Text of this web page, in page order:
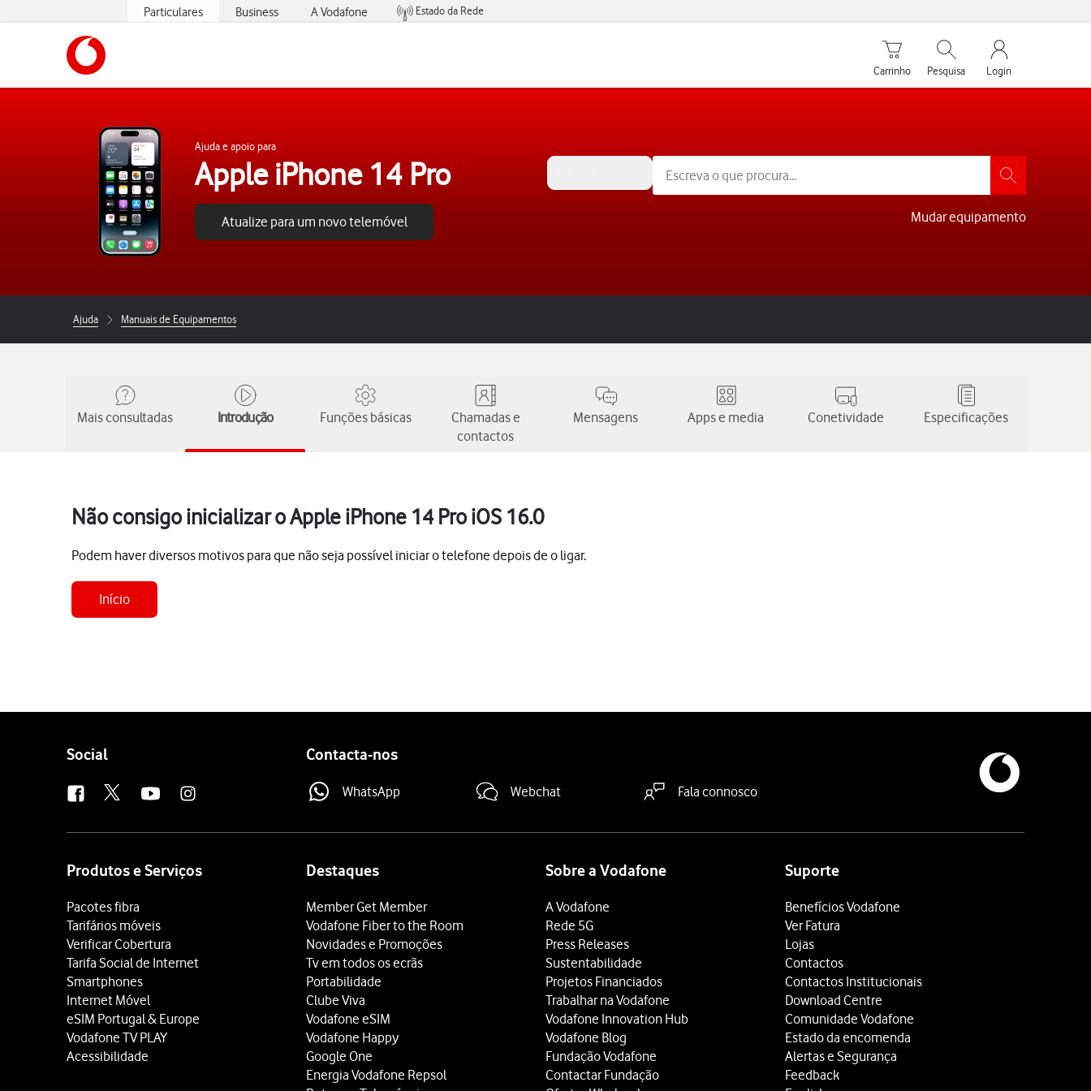
Particulares Business A Vodafone
Estado da Rede
Carrinho de compras
Carrinho
Pesquisar
Pesquisa
My Vodafone
Login
Ajuda e apoio para
Apple iPhone 14 Pro
Atualize para um novo telemóvel Mudar equipamento
Ajuda Manuais de Equipamentos
Mais consultadas Introdução Funções básicas
Chamadas e
contactos
Mensagens Apps e media Conetividade Especificações
Não consigo inicializar o Apple iPhone 14 Pro iOS 16.0
Podem haver diversos motivos para que não seja possível iniciar o telefone depois de o ligar.
Início
Follow
Social Contacta-nos
WhatsApp Webchat Fala connosco
Produtos e Serviços
Pacotes fibra
Tarifários móveis
Verificar Cobertura
Tarifa Social de Internet
Smartphones
Internet Móvel
eSIM Portugal & Europe
Vodafone TV PLAY
Acessibilidade
Destaques
Member Get Member
Vodafone Fiber to the Room
Novidades e Promoções
Tv em todos os ecrãs
Portabilidade
Clube Viva
Vodafone eSIM
Vodafone Happy
Google One
Energia Vodafone Repsol
Sobre a Vodafone
A Vodafone
Rede 5G
Press Releases
Sustentabilidade
Projetos Financiados
Trabalhar na Vodafone
Vodafone Innovation Hub
Vodafone Blog
Fundação Vodafone
Contactar Fundação
Suporte
Benefícios Vodafone
Ver Fatura
Lojas
Contactos
Contactos Institucionais
Download Centre
Comunidade Vodafone
Estado da encomenda
Alertas e Segurança
Feedback